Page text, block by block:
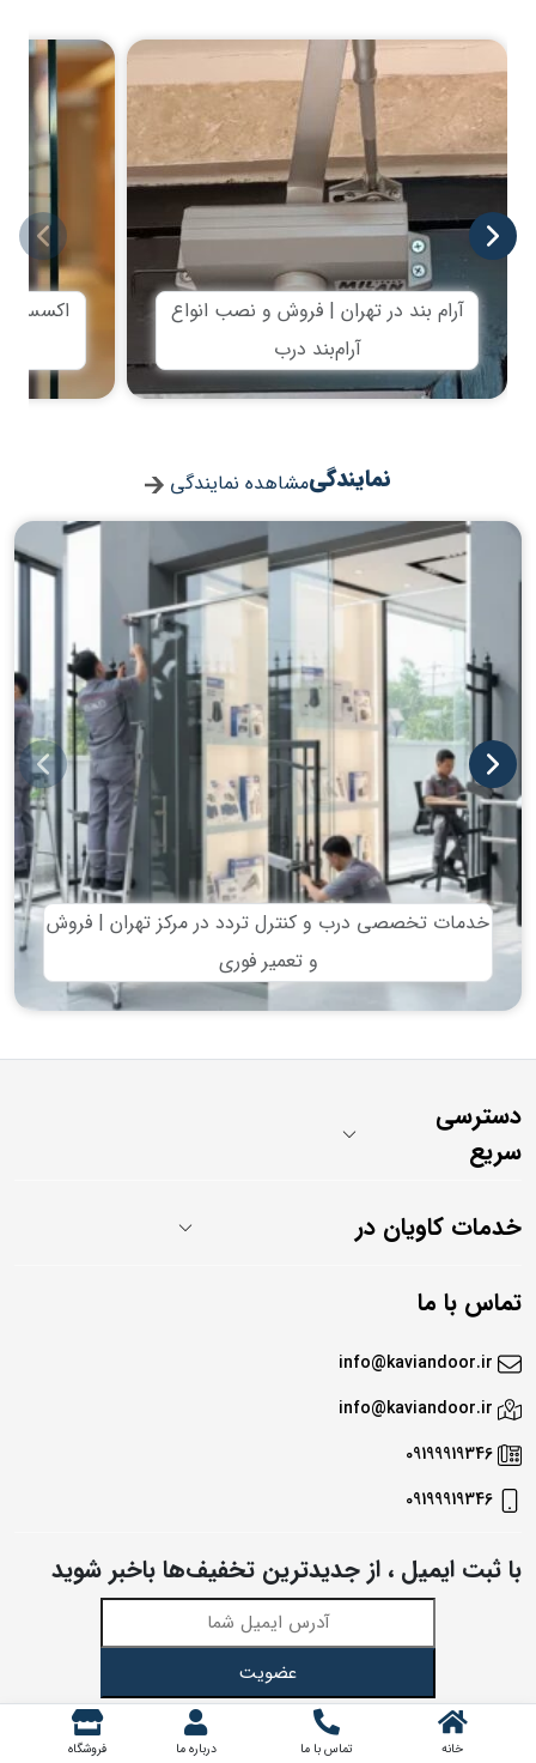
آرام بند در تهران | فروش و نصب انواع
آرام‌بند درب
اکسس
نمایندگیمشاهده نمایندگی
خدمات تخصصی درب و کنترل تردد در مرکز تهران | فروش
و تعمیر فوری
دسترسی
سریع
خدمات کاویان در
تماس با ما
info@kaviandoor.ir
info@kaviandoor.ir
09199919346
09199919346
با ثبت ایمیل ، از جدید‌ترین تخفیف‌ها با‌خبر شوید
عضویت
همراه ما باشید!
خانه تماس با ما درباره ما فروشگاه